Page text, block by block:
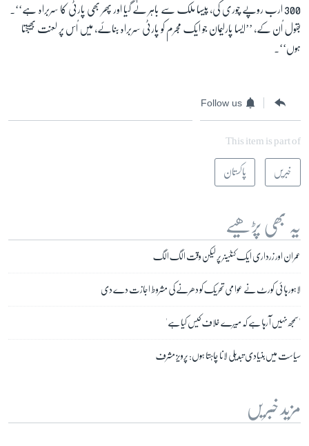
300 ارب روپے چوری کی، پیسا ملک سے باہر لے گیا اور پھر بھی پارٹی کا سربراہ ہے‘‘۔
بقول اُن کے، ’’ایسا پارلیمان جو ایک مجرم کو پارٹی سربراہ بنائے، میں اُس پر لعنت بھیجتا
ہوں‘‘۔
Follow us
This item is part of
خبریں پاکستان
یہ بھی پڑھیے
عمران اور زرداری ایک کنٹینر پر لیکن وقت الگ الگ
لاہور ہائی کورٹ نے عوامی تحریک کو دھرنے کی مشروط اجازت دے دی
'سمجھ نہیں آ رہا ہے کہ میرے خلاف کیس کیا ہے'
سیاست میں بنیادی تبدیلی لانا چاہتا ہوں: پرویز مشرف
مزید خبریں